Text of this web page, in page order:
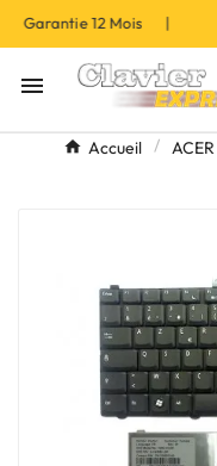
Garantie 12 Mois |

Accueil ACER